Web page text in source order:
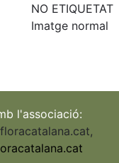
NO ETIQUETAT
Imatge normal
l'associació:
,